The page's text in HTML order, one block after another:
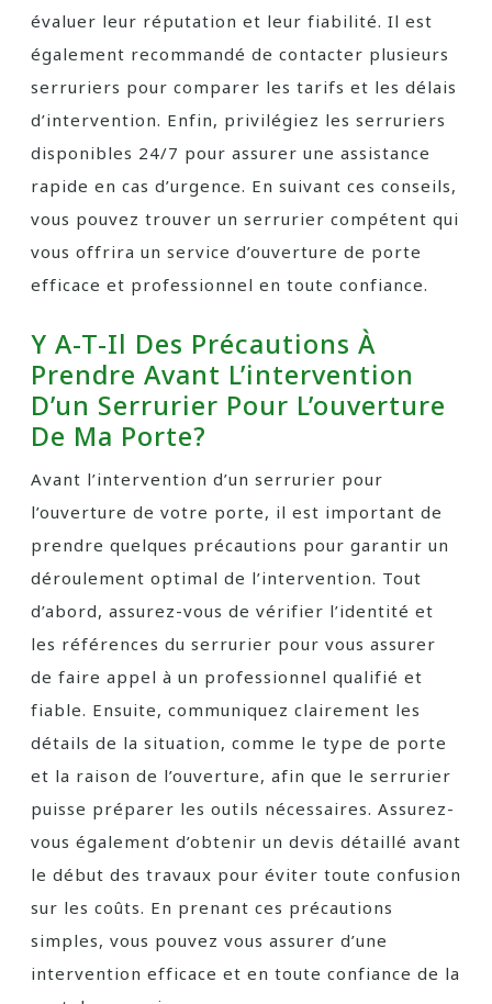
évaluer leur réputation et leur fiabilité. Il est
également recommandé de contacter plusieurs
serruriers pour comparer les tarifs et les délais
d’intervention. Enfin, privilégiez les serruriers
disponibles 24/7 pour assurer une assistance
rapide en cas d’urgence. En suivant ces conseils,
vous pouvez trouver un serrurier compétent qui
vous offrira un service d’ouverture de porte
efficace et professionnel en toute confiance.
Y A-T-Il Des Précautions À
Prendre Avant L’intervention
D’un Serrurier Pour L’ouverture
De Ma Porte?
Avant l’intervention d’un serrurier pour
l’ouverture de votre porte, il est important de
prendre quelques précautions pour garantir un
déroulement optimal de l’intervention. Tout
d’abord, assurez-vous de vérifier l’identité et
les références du serrurier pour vous assurer
de faire appel à un professionnel qualifié et
fiable. Ensuite, communiquez clairement les
détails de la situation, comme le type de porte
et la raison de l’ouverture, afin que le serrurier
puisse préparer les outils nécessaires. Assurez-
vous également d’obtenir un devis détaillé avant
le début des travaux pour éviter toute confusion
sur les coûts. En prenant ces précautions
simples, vous pouvez vous assurer d’une
intervention efficace et en toute confiance de la